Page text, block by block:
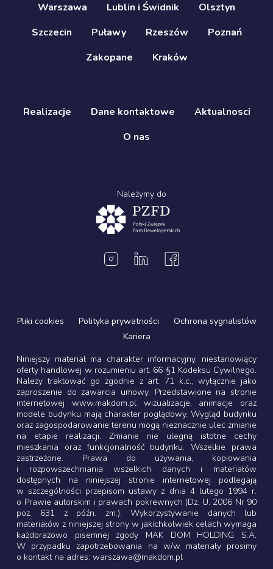
Warszawa Lublin i Świdnik
Olsztyn
Szczecin
Puławy Rzeszów
Poznań
Zakopane
Kraków
Realizacje Dane kontaktowe
Aktualnosci
O nas
Należymy do
Pliki cookies Polityka prywatności
Ochrona sygnalistów
Kariera
Niniejszy materiał ma charakter informacyjny, niestanowiący
oferty handlowej w rozumieniu art. 66 §1 Kodeksu Cywilnego.
Należy traktować go zgodnie z art. 71 k.c., wyłącznie jako
zaproszenie do zawarcia umowy. Przedstawione na stronie
internetowej www.makdom.pl wizualizacje, animacje oraz
modele budynku mają charakter poglądowy. Wygląd budynku
oraz zagospodarowanie terenu mogą nieznacznie ulec zmianie
na etapie realizacji. Zmianie nie ulegną istotne cechy
mieszkania oraz funkcjonalność budynku. Wszelkie prawa
zastrzeżone. Prawa do używania, kopiowania
i rozpowszechniania wszelkich danych i materiałów
dostępnych na niniejszej stronie internetowej podlegają
w szczególności przepisom ustawy z dnia 4 lutego 1994 r.
o Prawie autorskim i prawach pokrewnych (Dz. U. 2006 Nr 90
poz. 631 z późn. zm.). Wykorzystywanie danych lub
materiałów z niniejszej strony w jakichkolwiek celach wymaga
każdorazowo pisemnej zgody MAK DOM HOLDING S.A.
W przypadku zapotrzebowania na w/w materiały prosimy
o kontakt na adres: warszawa@makdom.pl